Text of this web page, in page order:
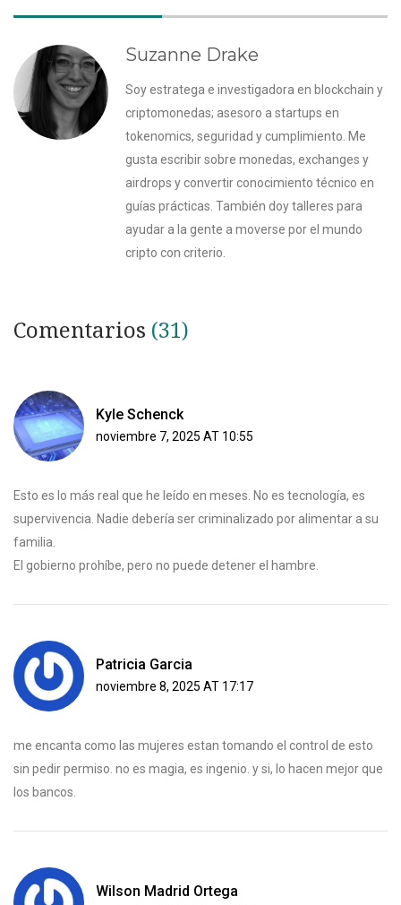
Suzanne Drake
Soy estratega e investigadora en blockchain y
criptomonedas; asesoro a startups en
tokenomics, seguridad y cumplimiento. Me
gusta escribir sobre monedas, exchanges y
airdrops y convertir conocimiento técnico en
guías prácticas. También doy talleres para
ayudar a la gente a moverse por el mundo
cripto con criterio.
Comentarios (31)
Kyle Schenck
noviembre 7, 2025 AT 10:55
Esto es lo más real que he leído en meses. No es tecnología, es
supervivencia. Nadie debería ser criminalizado por alimentar a su
familia.
El gobierno prohíbe, pero no puede detener el hambre.
Patricia Garcia
noviembre 8, 2025 AT 17:17
me encanta como las mujeres estan tomando el control de esto
sin pedir permiso. no es magia, es ingenio. y si, lo hacen mejor que
los bancos.
Wilson Madrid Ortega